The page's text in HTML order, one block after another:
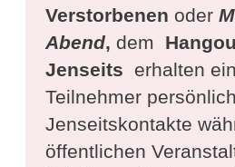
Verstorbenen oder
Abend, dem
Jenseits erhalten
Teilnehmer
Jenseitskontakte
öffentlichen